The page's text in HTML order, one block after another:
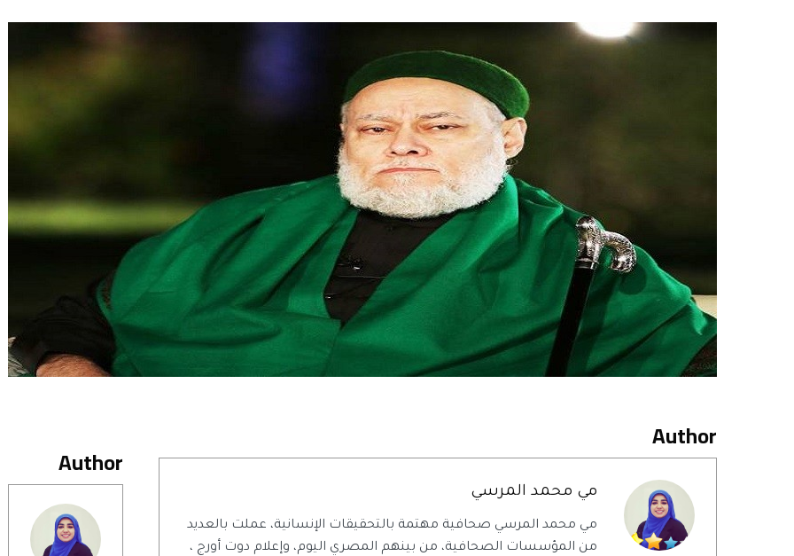
Author
Author
مي محمد المرسي
مي محمد المرسي صحافية مهتمة بالتحقيقات الإنسانية، عملت بالعديد
من المؤسسات الصحافية، من بينهم المصري اليوم، وإعلام دوت أورج ،